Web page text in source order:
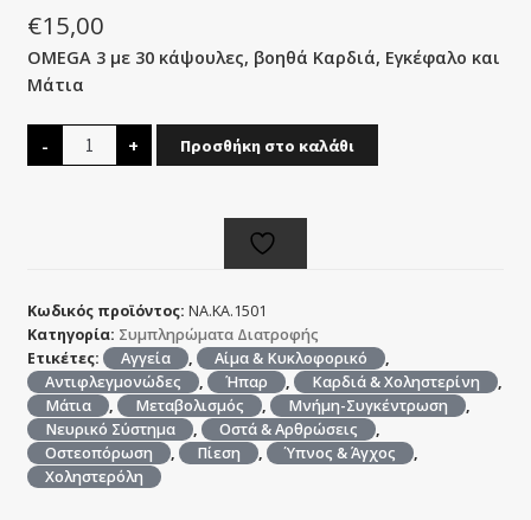
€15,00
OMEGA 3 με 30 κάψουλες, βοηθά Καρδιά, Εγκέφαλο και
Μάτια
-
Omega
(30
+ Προσθήκη στο καλάθι
Κωδικός προϊόντος: NA.KA.1501
Κατηγορία: Συμπληρώματα Διατροφής
Ετικέτες:
Αγγεία , Αίμα & Κυκλοφορικό
,
Αντιφλεγμονώδες
, Ήπαρ , Καρδιά & Χοληστερίνη
,
Μάτια
, Μεταβολισμός , Μνήμη-Συγκέντρωση
,
Νευρικό Σύστημα
, Οστά & Αρθρώσεις
,
Οστεοπόρωση
, Πίεση , Ύπνος & Άγχος
,
Χοληστερόλη